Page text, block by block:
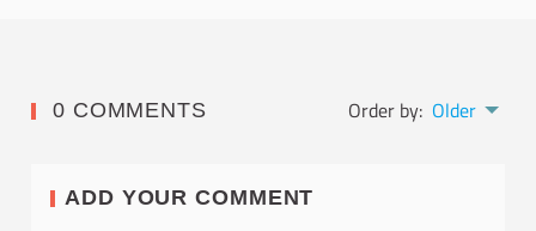
0 COMMENTS Order by: Older
ADD YOUR COMMENT